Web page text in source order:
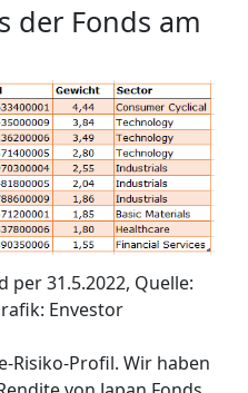
der Fonds am
per 31.5.2022, Quelle:
Envestor
Risiko-Profil. Wir haben